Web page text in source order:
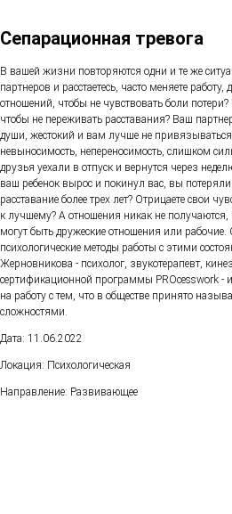
Сепарационная тревога
В вашей жизни повторяются одни и те же
партнеров и расстаетесь, часто меняете
отношений, чтобы не чувствовать боли
чтобы не переживать расставания? Ваш
души, жестокий и вам лучше не
невыносимость, непереносимость, слишком
друзья уехали в отпуск и вернутся через
ваш ребенок вырос и покинул вас, вы
расставание более трех лет? Отрицаете свои
к лучшему? А отношения никак не
могут быть дружеские отношения или
психологические методы работы с этими
Жерновникова - психолог, звукотерапевт,
сертификационной программы PROcesswork -
на работу с тем, что в обществе принято
сложностями.
Дата: 11.06.2022
Локация: Психологическая
Направление: Развивающее